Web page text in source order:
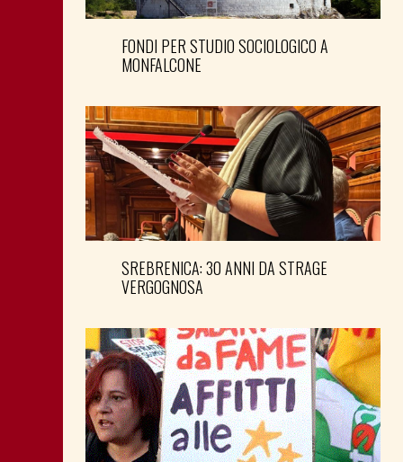
FONDI PER STUDIO SOCIOLOGICO A
MONFALCONE
SREBRENICA: 30 ANNI DA STRAGE
VERGOGNOSA